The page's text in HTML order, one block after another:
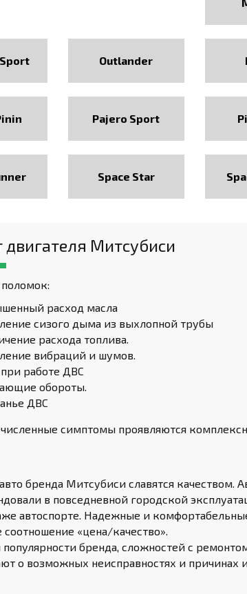
Outlander
Pajero Sport
Space Star
двигателя Митсубиси
расход масла
сизого дыма из выхлопной трубы
расхода топлива.
вибраций и шумов.
работе ДВС
обороты.
ДВС
симптомы проявляются
бренда Митсубиси славятся качеством.
в повседневной городской
автоспорте. Надежные и
соотношение «цена/качество».
популярности бренда, сложностей с
о возможных неисправностях и